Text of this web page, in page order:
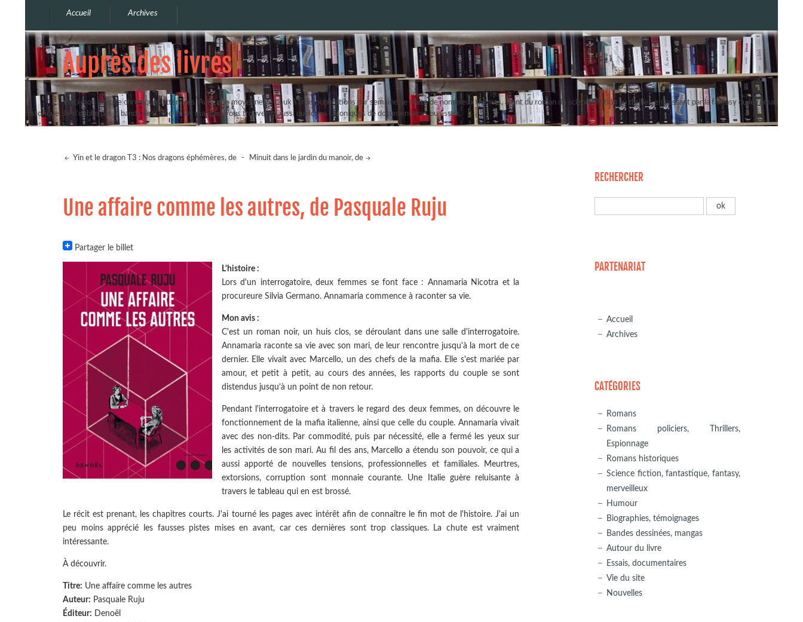
Accueil Archives
Auprès des livres
Voici mon blog de chroniques littéraires. Avec une moyenne de deux à trois publications par semaine, je traite de nombreux thèmes, allant du roman de science-fiction au thriller, en passant par la fantasy ou le roman
historique. Je n'oublie pas la bande dessinée et les mangas. Vous trouverez aussi quelques chroniques de documentaires ou essais.
Yin et le dragon T3 : Nos dragons éphémères, de - Minuit dans le jardin du manoir, de
Une affaire comme les autres, de Pasquale Ruju
Partager le billet
L'histoire :
Lors d'un interrogatoire, deux femmes se font face : Annamaria Nicotra et la
procureure Silvia Germano. Annamaria commence à raconter sa vie.
Mon avis :
C'est un roman noir, un huis clos, se déroulant dans une salle d'interrogatoire.
Annamaria raconte sa vie avec son mari, de leur rencontre jusqu'à la mort de ce
dernier. Elle vivait avec Marcello, un des chefs de la mafia. Elle s'est mariée par
amour, et petit à petit, au cours des années, les rapports du couple se sont
distendus jusqu’à un point de non retour.
Pendant l'interrogatoire et à travers le regard des deux femmes, on découvre le
fonctionnement de la mafia italienne, ainsi que celle du couple. Annamaria vivait
avec des non-dits. Par commodité, puis par nécessité, elle a fermé les yeux sur
les activités de son mari. Au fil des ans, Marcello a étendu son pouvoir, ce qui a
aussi apporté de nouvelles tensions, professionnelles et familiales. Meurtres,
extorsions, corruption sont monnaie courante. Une Italie guère reluisante à
travers le tableau qui en est brossé.
Le récit est prenant, les chapitres courts. J'ai tourné les pages avec intérêt afin de connaître le fin mot de l'histoire. J'ai un
peu moins apprécié les fausses pistes mises en avant, car ces dernières sont trop classiques. La chute est vraiment
intéressante.
À découvrir.
Titre: Une affaire comme les autres
Auteur: Pasquale Ruju
Éditeur: Denoël
RECHERCHER
PARTENARIAT
Accueil
Archives
CATÉGORIES
Romans
Romans policiers, Thrillers,
Espionnage
Romans historiques
Science fiction, fantastique, fantasy,
merveilleux
Humour
Biographies, témoignages
Bandes dessinées, mangas
Autour du livre
Essais, documentaires
Vie du site
Nouvelles